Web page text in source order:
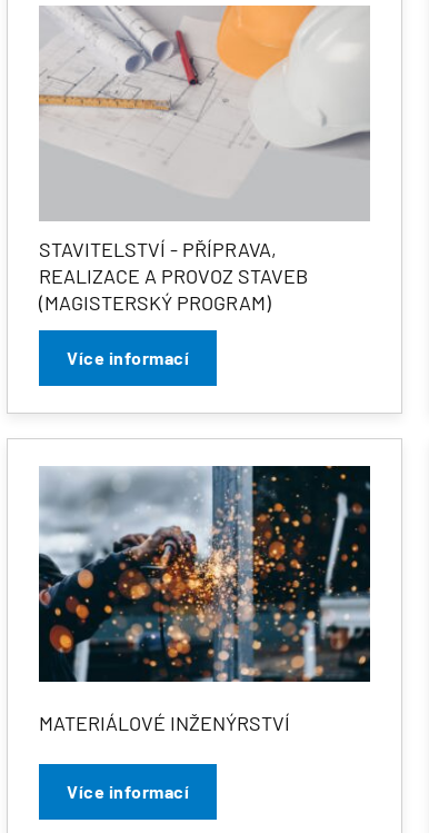
STAVITELSTVÍ - PŘÍPRAVA,
REALIZACE A PROVOZ STAVEB
(MAGISTERSKÝ PROGRAM)
Více informací
MATERIÁLOVÉ INŽENÝRSTVÍ
Více informací